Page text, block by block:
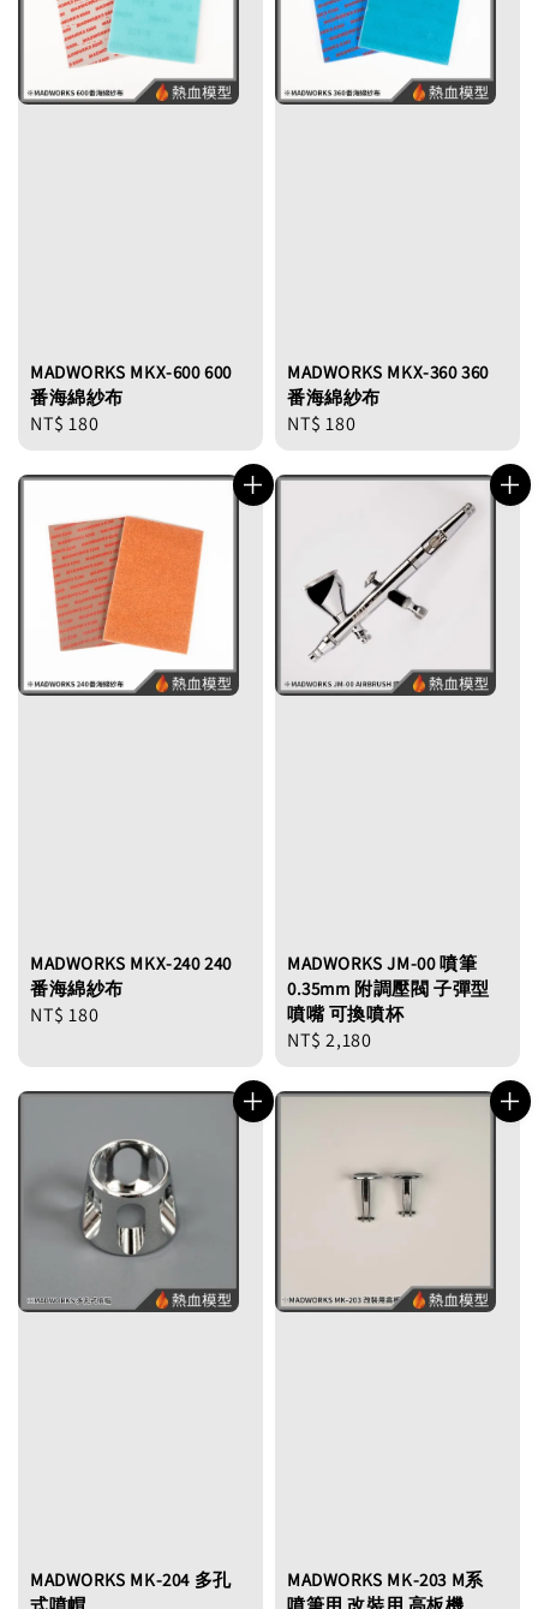
MADWORKS MKX-600 600
番海綿紗布
Regular
NT$ 180
MADWORKS MKX-360 360
番海綿紗布
Regular
NT$ 180
MADWORKS MKX-240 240
番海綿紗布
Regular
NT$ 180
MADWORKS JM-00 噴筆
0.35mm 附調壓閥 子彈型
噴嘴 可換噴杯
Regular
NT$ 2,180
MADWORKS MK-204 多孔
MADWORKS MK-203 M系